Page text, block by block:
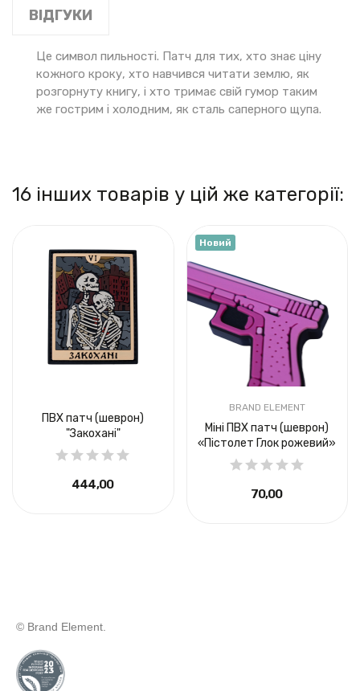
ВІДГУКИ
Це символ пильності. Патч для тих, хто знає ціну
кожного кроку, хто навчився читати землю, як
розгорнуту книгу, і хто тримає свій гумор таким
же гострим і холодним, як сталь саперного щупа.
16 інших товарів у цій же категорії:
ПВХ патч (шеврон)
"Закохані"
444,00 ₴
Новий
BRAND ELEMENT
Міні ПВХ патч (шеврон)
«Пістолет Глок рожевий»
70,00 ₴
© Brand Element.